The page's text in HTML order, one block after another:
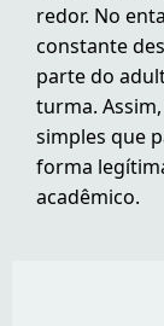
redor. No
constante
parte do
turma.
simples que
forma
acadêmico.